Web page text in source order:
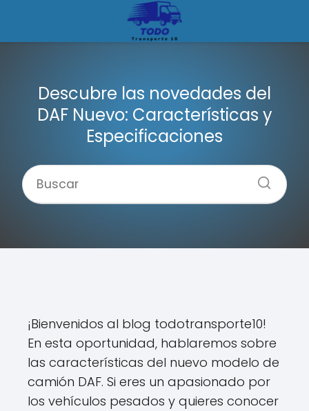
Descubre las novedades del
DAF Nuevo: Características y
Especificaciones
¡Bienvenidos al blog todotransporte10!
En esta oportunidad, hablaremos sobre
las características del nuevo modelo de
camión DAF. Si eres un apasionado por
los vehículos pesados y quieres conocer